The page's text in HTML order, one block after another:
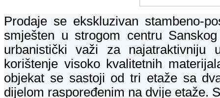
Prodaje se ekskluzivan stambeno-
smješten u strogom centru
urbanistički važi za najatraktivniju
korištenje visoko kvalitetnih
objekat se sastoji od tri etaže sa
dijelom raspoređenim na dvije etaže. S